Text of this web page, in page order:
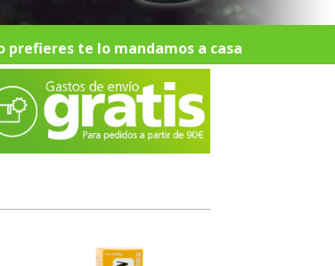
prefieres te lo mandamos a casa